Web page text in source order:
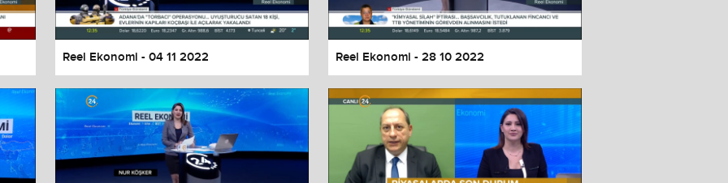
Reel Ekonomi - 04 11 2022 Reel Ekonomi - 28 10 2022